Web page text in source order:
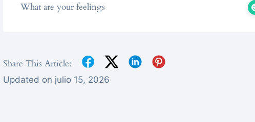
What are your feelings
Share This Article:
Updated on julio 15, 2026